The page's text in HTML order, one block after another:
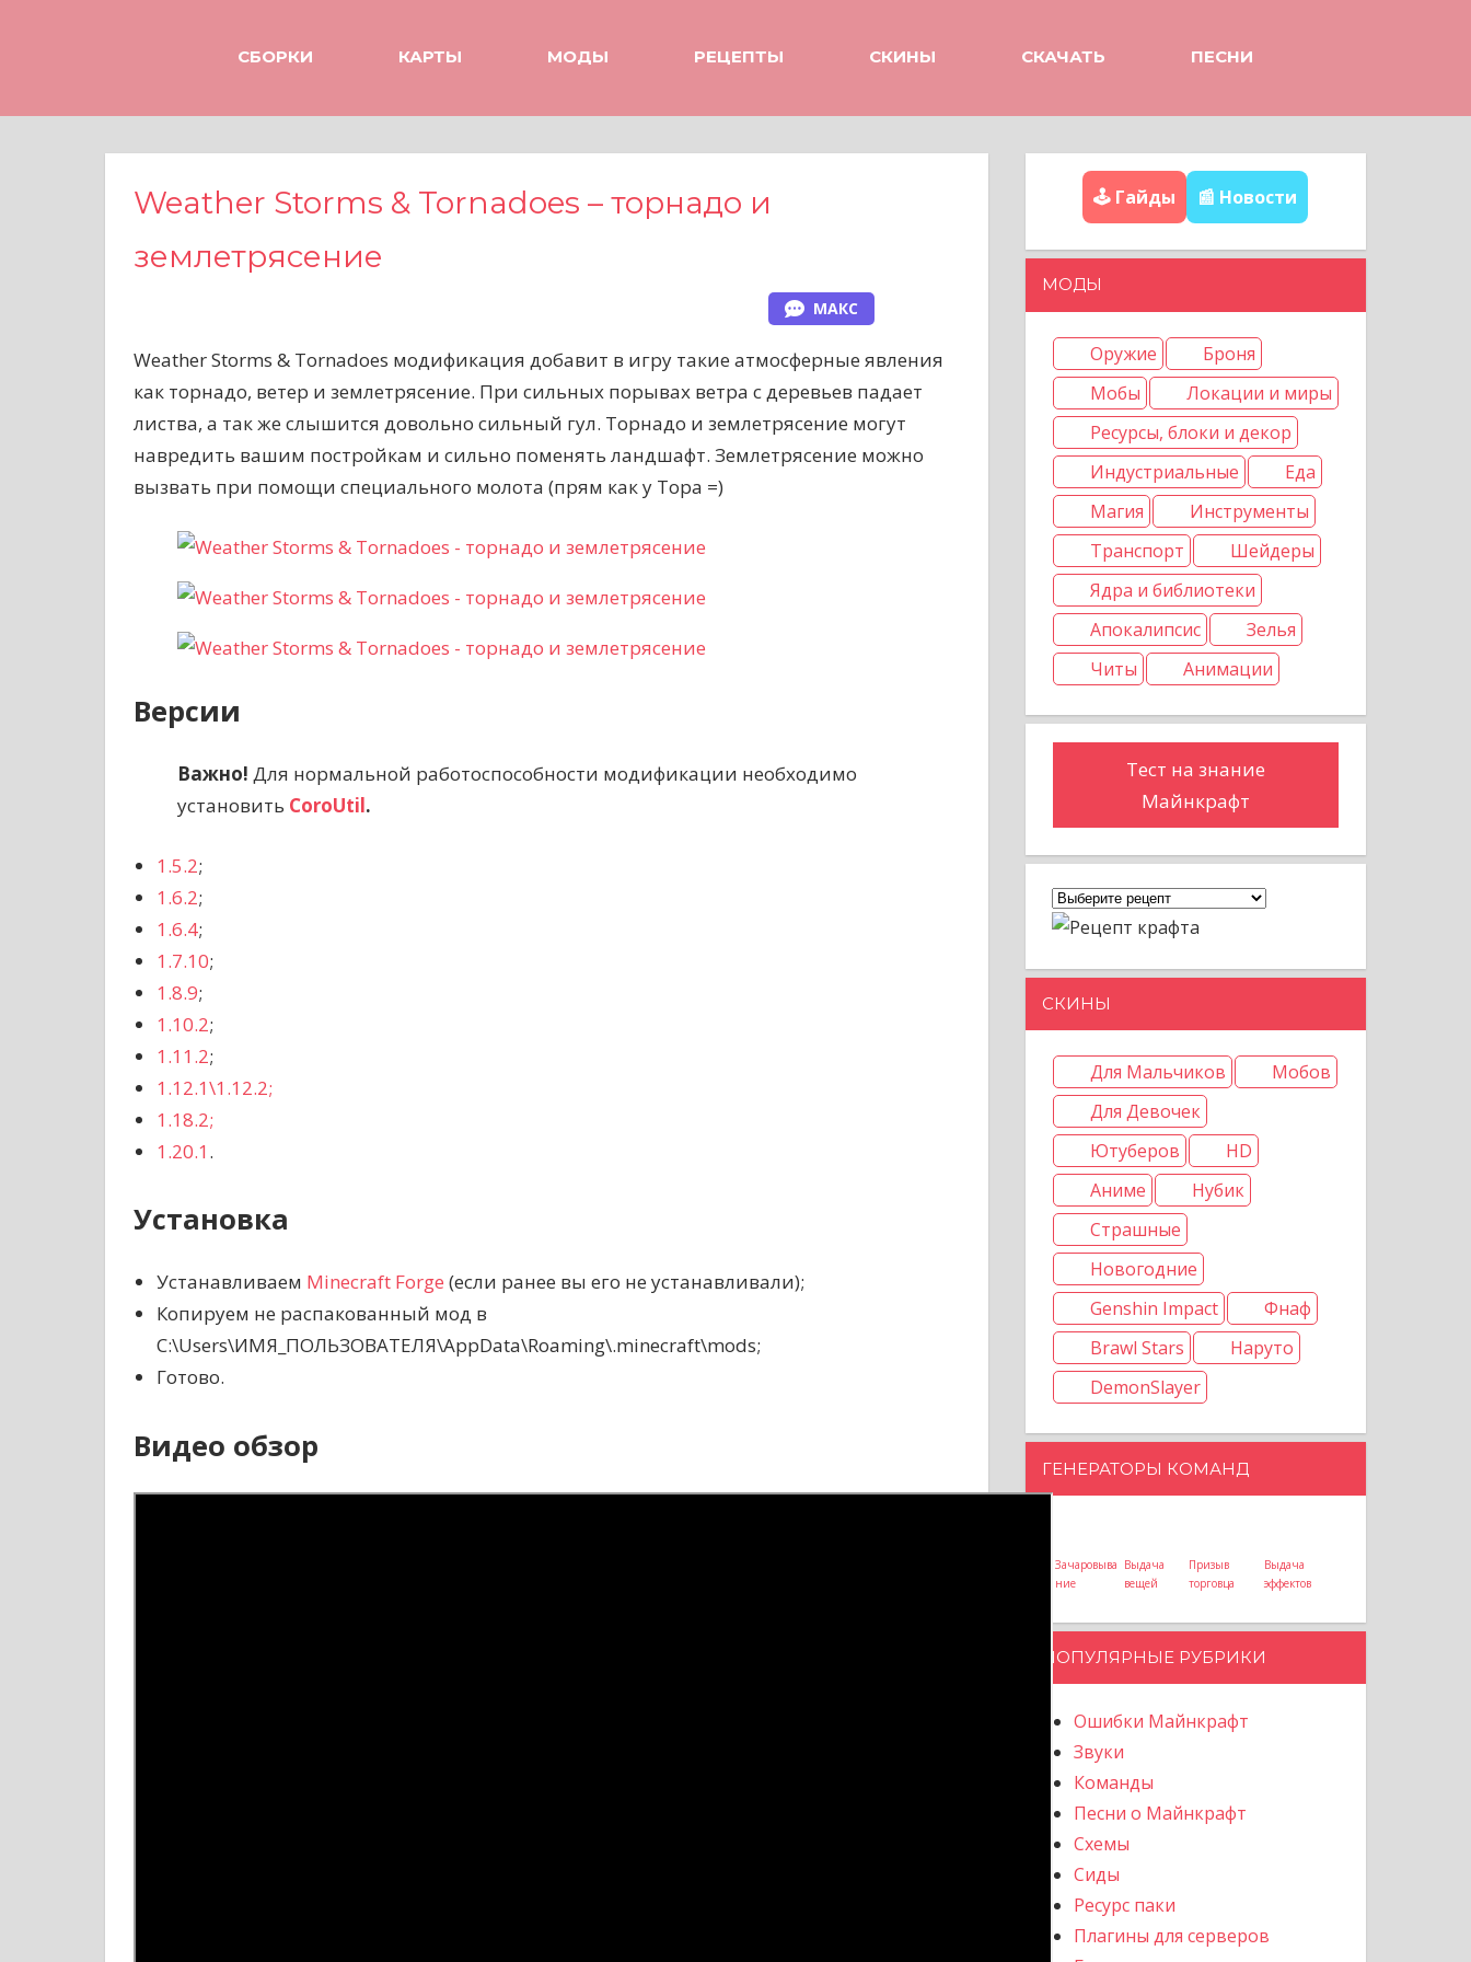
е
СБОРКИ КАРТЫ МОДЫ РЕЦЕПТЫ СКИНЫ СКАЧАТЬ ПЕСНИ
Weather Storms & Tornadoes – торнадо и
землетрясение
МАКС
Weather Storms & Tornadoes модификация добавит в игру такие атмосферные явления
как торнадо, ветер и землетрясение. При сильных порывах ветра с деревьев падает
листва, а так же слышится довольно сильный гул. Торнадо и землетрясение могут
навредить вашим постройкам и сильно поменять ландшафт. Землетрясение можно
вызвать при помощи специального молота (прям как у Тора =)
Версии
Важно! Для нормальной работоспособности модификации необходимо
установить CoroUtil.
1.5.2;
1.6.2;
1.6.4;
1.7.10;
1.8.9;
1.10.2;
1.11.2;
1.12.1\1.12.2;
1.18.2;
1.20.1.
Установка
Устанавливаем Minecraft Forge (если ранее вы его не устанавливали);
Копируем не распакованный мод в
C:\Users\ИМЯ_ПОЛЬЗОВАТЕЛЯ\AppData\Roaming\.minecraft\mods;
Готово.
Видео обзор
🕹️ Гайды 📰 Новости
МОДЫ
Оружие
Броня
Мобы
Локации и миры
Ресурсы, блоки и декор
Индустриальные
Еда
Магия
Инструменты
Транспорт
Шейдеры
Ядра и библиотеки
Апокалипсис
Зелья
Читы
Анимации
Тест на знание
Майнкрафт
СКИНЫ
Для Мальчиков
Мобов
Для Девочек
Ютуберов
HD
Аниме
Нубик
Страшные
Новогодние
Genshin Impact
Фнаф
Brawl Stars
Наруто
DemonSlayer
ГЕНЕРАТОРЫ КОМАНД
Зачаровыва
ние
Выдача
вещей
Призыв
торговца
Выдача
эффектов
ПОПУЛЯРНЫЕ РУБРИКИ
Ошибки Майнкрафт
Звуки
Команды
Песни о Майнкрафт
Схемы
Сиды
Ресурс паки
Плагины для серверов